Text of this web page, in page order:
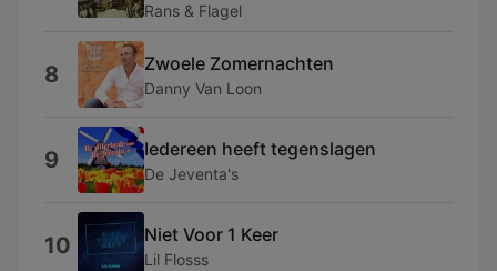
Rans & Flagel
8 Zwoele Zomernachten
Danny Van Loon
9 Iedereen heeft tegenslagen
De Jeventa's
10 Niet Voor 1 Keer
Lil Flosss